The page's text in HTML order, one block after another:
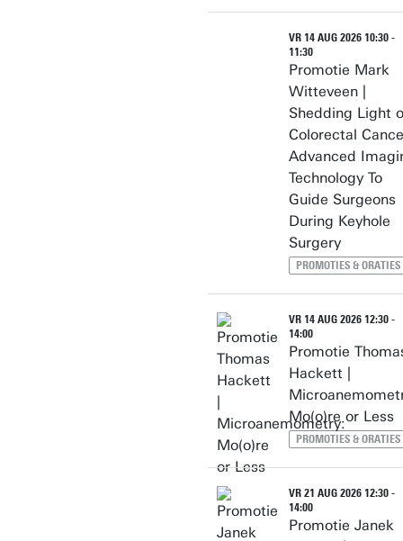
VR 14 AUG 2026 10:30 -
11:30
Promotie Mark
Witteveen |
Shedding Light
Colorectal
Advanced
Technology To
Guide Surgeons
During Keyhole
Surgery
PROMOTIES & ORATIES
VR 14 AUG 2026 12:30 -
14:00
Promotie
Hackett |
Mo(o)re or Less
PROMOTIES & ORATIES
VR 21 AUG 2026 12:30 -
14:00
Promotie Janek